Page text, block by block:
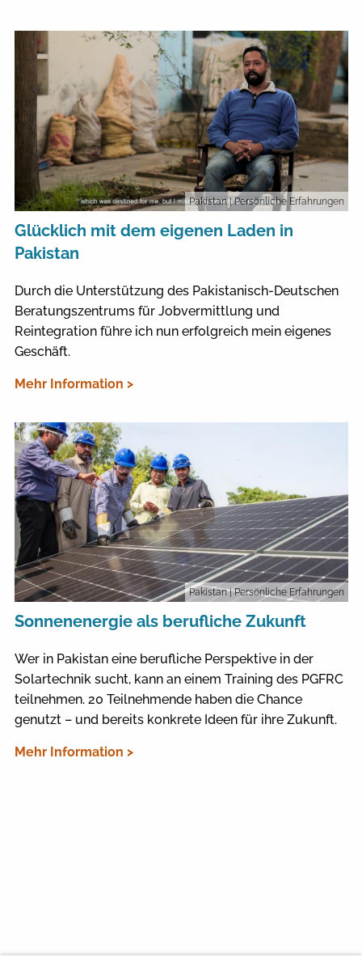
Pakistan| Persönliche Erfahrungen
Glücklich mit dem eigenen Laden in
Pakistan
Durch die Unterstützung des Pakistanisch-Deutschen
Beratungszentrums für Jobvermittlung und
Reintegration führe ich nun erfolgreich mein eigenes
Geschäft.
Mehr Information >
Pakistan| Persönliche Erfahrungen
Sonnenenergie als berufliche Zukunft
Wer in Pakistan eine berufliche Perspektive in der
Solartechnik sucht, kann an einem Training des PGFRC
teilnehmen. 20 Teilnehmende haben die Chance
genutzt – und bereits konkrete Ideen für ihre Zukunft.
Mehr Information >